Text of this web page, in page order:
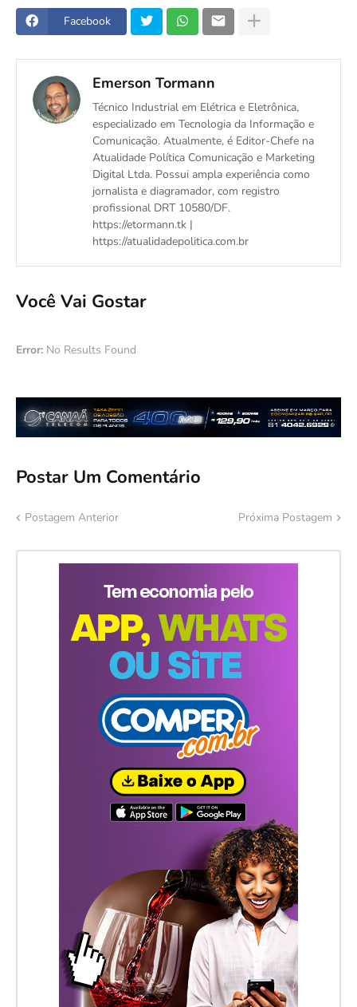
Facebook
Emerson Tormann
Técnico Industrial em Elétrica e Eletrônica,
especializado em Tecnologia da Informação e
Comunicação. Atualmente, é Editor-Chefe na
Atualidade Política Comunicação e Marketing
Digital Ltda. Possui ampla experiência como
jornalista e diagramador, com registro
profissional DRT 10580/DF.
https://etormann.tk |
https://atualidadepolitica.com.br
Você Vai Gostar
Error: No Results Found
Postar Um Comentário
Postagem Anterior Próxima Postagem